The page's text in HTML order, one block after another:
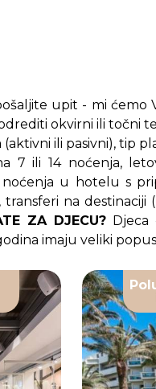
upit - mi ćemo
okvirni ili točni
ili pasivni), tip
7 ili 14 noćenja,
u hotelu s
na
ZA DJECU?Djeca
imaju veliki